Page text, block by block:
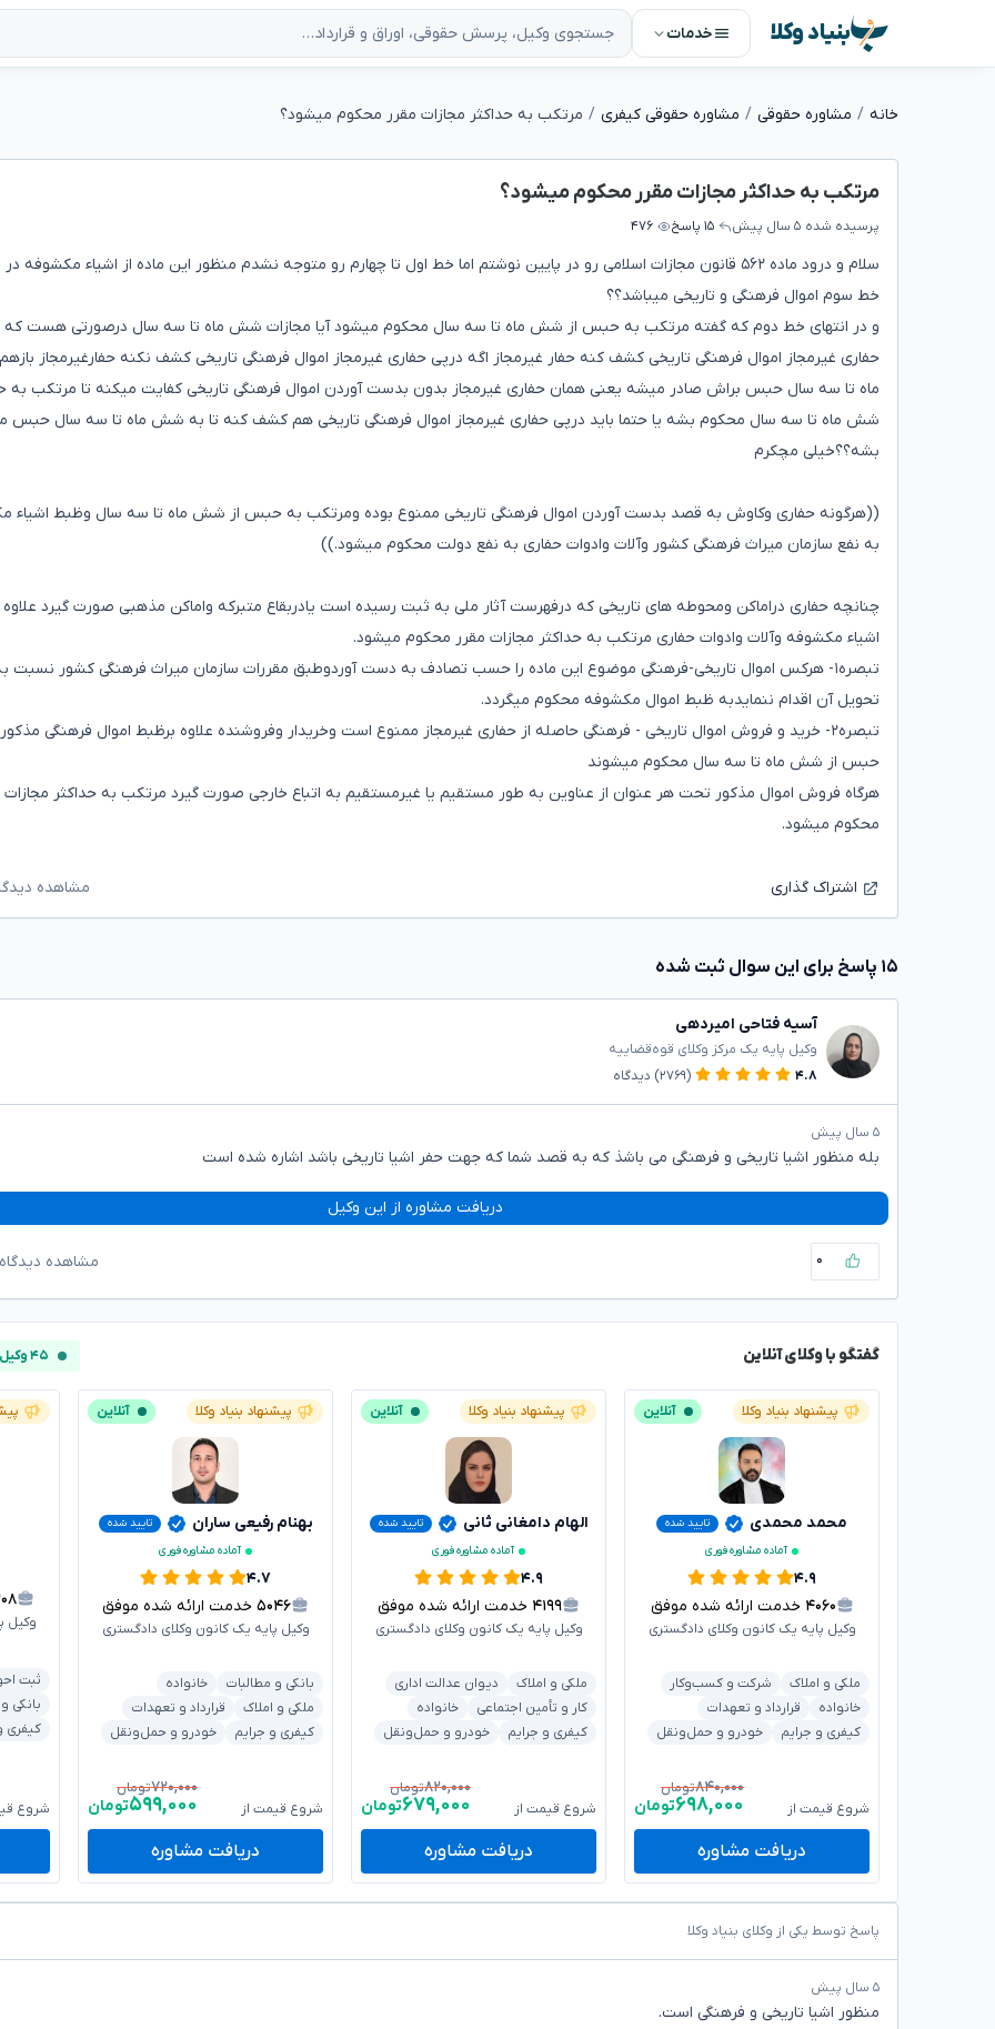
بنیاد وکلا خدمات
خانه مشاوره حقوقی مشاوره حقوقی کیفری مرتکب به حداکثر مجازات مقرر محکوم میشود؟
مرتکب به حداکثر مجازات مقرر محکوم میشود؟
پرسیده شده ۵ سال پیش ۱۵ پاسخ ۴۷۶
سلام و درود ماده ۵۶۲ قانون مجازات اسلامی رو در پایین نوشتم اما خط اول تا چهارم رو متوجه نشدم منظور این ماده از اشیاء مکشوفه در
خط سوم اموال فرهنگی و تاریخی میباشد؟؟
و در انتهای خط دوم که گفته مرتکب به حبس از شش ماه تا سه سال محکوم میشود آیا مجازات شش ماه تا سه سال درصورتی هست که
حفاری غیرمجاز اموال فرهنگی تاریخی کشف کنه حفار غیرمجاز اگه درپی حفاری غیرمجاز اموال فرهنگی تاریخی کشف نکنه حفارغیرمجاز
ماه تا سه سال حبس براش صادر میشه یعنی همان حفاری غیرمجاز بدون بدست آوردن اموال فرهنگی تاریخی کفایت میکنه تا مرتکب به
شش ماه تا سه سال محکوم بشه یا حتما باید درپی حفاری غیرمجاز اموال فرهنگی تاریخی هم کشف کنه تا به شش ماه تا سه سال حبس
بشه؟؟خیلی مچکرم
((هرگونه حفاری وکاوش به قصد بدست آوردن اموال فرهنگی تاریخی ممنوع بوده ومرتکب به حبس از شش ماه تا سه سال وظبط اشیاء
به نفع سازمان میراث فرهنگی کشور وآلات وادوات حفاری به نفع دولت محکوم میشود.))
چنانچه حفاری دراماکن ومحوطه های تاریخی که درفهرست آثار ملی به ثبت رسیده است یادربقاع متبرکه واماکن مذهبی صورت گیرد
اشیاء مکشوفه وآلات وادوات حفاری مرتکب به حداکثر مجازات مقرر محکوم میشود.
تبصره۱- هرکس اموال تاریخی-فرهنگی موضوع این ماده را حسب تصادف به دست آوردوطبق مقررات سازمان میراث فرهنگی کشور نسبت
تحویل آن اقدام ننمایدبه ظبط اموال مکشوفه محکوم میگردد.
تبصره۲- خرید و فروش اموال تاریخی - فرهنگی حاصله از حفاری غیرمجاز ممنوع است وخریدار وفروشنده علاوه برظبط اموال فرهنگی
حبس از شش ماه تا سه سال محکوم میشوند
هرگاه فروش اموال مذکور تحت هر عنوان از عناوین به طور مستقیم یا غیرمستقیم به اتباع خارجی صورت گیرد مرتکب به حداکثر مجازات
محکوم میشود.
اشتراک گذاری مشاهده
۱۵ پاسخ برای این سوال ثبت شده
آسیه فتاحی امیردهی
وکیل پایه یک مرکز وکلای قوه‌قضاییه
۴.۸
(۲۷۶۹) دیدگاه
۵ سال پیش
بله منظور اشیا تاریخی و فرهنگی می باشذ که به قصد شما که جهت حفر اشیا تاریخی باشد اشاره شده است
دریافت مشاوره از این وکیل
۰ مشاهده
گفتگو با وکلای آنلاین ۴۵ وکیل آنلاین
پیشنهاد بنیاد وکلا آنلاین
محمد محمدی
تایید شده
آماده مشاوره فوری
۴.۹
۴۰۶۰ خدمت ارائه شده موفق
وکیل پایه یک کانون وکلای دادگستری
ملکی و املاک
شرکت و کسب‌وکار
خانواده
قرارداد و تعهدات
کیفری و جرایم
خودرو و حمل‌ونقل
شروع قیمت از
۸۴۰,۰۰۰تومان
۶۹۸,۰۰۰تومان
دریافت مشاوره
پیشنهاد بنیاد وکلا آنلاین
الهام دامغانی ثانی
تایید شده
آماده مشاوره فوری
۴.۹
۴۱۹۹ خدمت ارائه شده موفق
وکیل پایه یک کانون وکلای دادگستری
ملکی و املاک
دیوان عدالت اداری
کار و تأمین اجتماعی
خانواده
کیفری و جرایم
خودرو و حمل‌ونقل
شروع قیمت از
۸۲۰,۰۰۰تومان
۶۷۹,۰۰۰تومان
دریافت مشاوره
پیشنهاد بنیاد وکلا آنلاین
بهنام رفیعی ساران
تایید شده
آماده مشاوره فوری
۴.۷
۵۰۴۶ خدمت ارائه شده موفق
وکیل پایه یک کانون وکلای دادگستری
بانکی و مطالبات
خانواده
ملکی و املاک
قرارداد و تعهدات
کیفری و جرایم
خودرو و حمل‌ونقل
شروع قیمت از
۷۲۰,۰۰۰تومان
۵۹۹,۰۰۰تومان
دریافت مشاوره
وکیل
ثبت
بانکی
کیفری
شروع
پاسخ توسط یکی از وکلای بنیاد وکلا
۵ سال پیش
منظور اشیا تاریخی و فرهنگی است.